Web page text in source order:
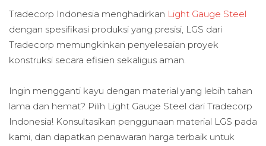
Tradecorp Indonesia menghadirkan Light Gauge Steel
dengan spesifikasi produksi yang presisi, LGS dari
Tradecorp memungkinkan penyelesaian proyek
konstruksi secara efisien sekaligus aman.
Ingin mengganti kayu dengan material yang lebih tahan
lama dan hemat? Pilih Light Gauge Steel dari Tradecorp
Indonesia! Konsultasikan penggunaan material LGS pada
kami, dan dapatkan penawaran harga terbaik untuk